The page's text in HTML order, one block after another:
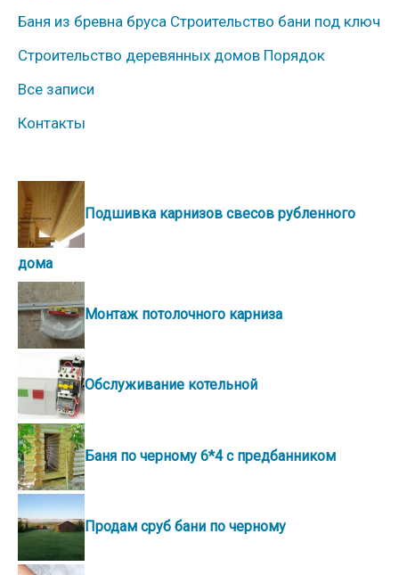
Баня из бревна бруса Строительство бани под ключ
Строительство деревянных домов Порядок
Все записи
Контакты
Подшивка карнизов свесов рубленного
дома
Монтаж потолочного карниза
Обслуживание котельной
Баня по черному 6*4 с предбанником
Продам сруб бани по черному